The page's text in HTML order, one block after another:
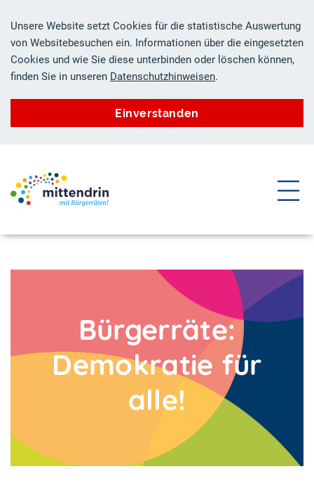
Unsere Website setzt Cookies für die statistische Auswertung
von Websitebesuchen ein. Informationen über die eingesetzten
Cookies und wie Sie diese unterbinden oder löschen können,
finden Sie in unseren Datenschutzhinweisen.
Einverstanden
ZUR SUCHE SPRINGEN
Bürgerräte:
Demokratie für
alle!